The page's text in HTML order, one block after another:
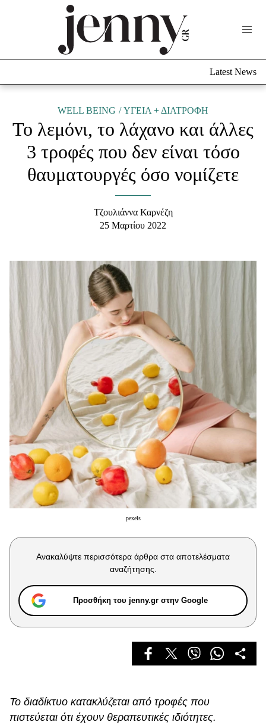
Culture
Fashion
Shopping
Styling Tips
Fashion News
Beauty - Ομορφιά
Μαλλιά - Νύχια
Υγεία + Διατροφή
Σχέσεις & Σεξ
Woman Power
Parenting
Working Girl
Real Women
Πρόσωπα
Celebrities
Συνεντεύξεις
True Stories
Ask the Guru
Success Stories
Deco
Latest News
WELL BEING ΥΓΕΙΑ + ΔΙΑΤΡΟΦΗ
Το λεμόνι, το λάχανο και άλλες
3 τροφές που δεν είναι τόσο
θαυματουργές όσο νομίζετε
Τζουλιάννα Καρνέζη
25 Μαρτίου 2022
pexels
Ανακαλύψτε περισσότερα άρθρα στα αποτελέσματα
αναζήτησης.
Προσθήκη του jenny.gr στην Google
Το διαδίκτυο κατακλύζεται από τροφές που
πιστεύεται ότι έχουν θεραπευτικές ιδιότητες.